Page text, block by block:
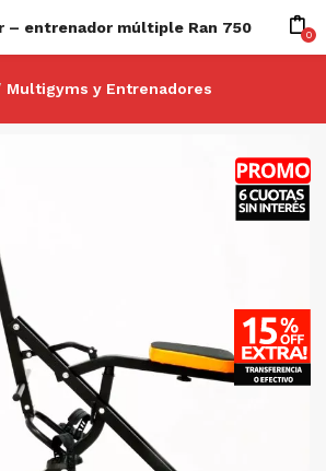
– entrenador múltiple Ran 750 0
Multigyms y Entrenadores